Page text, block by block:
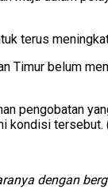
terus
Timur belum
pengobatan
kondisi tersebut.
dengan